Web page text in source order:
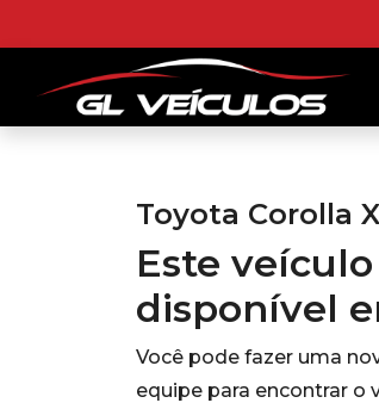
Toyota Corolla
Este
disponível
Você pode fazer uma
equipe para encontrar o